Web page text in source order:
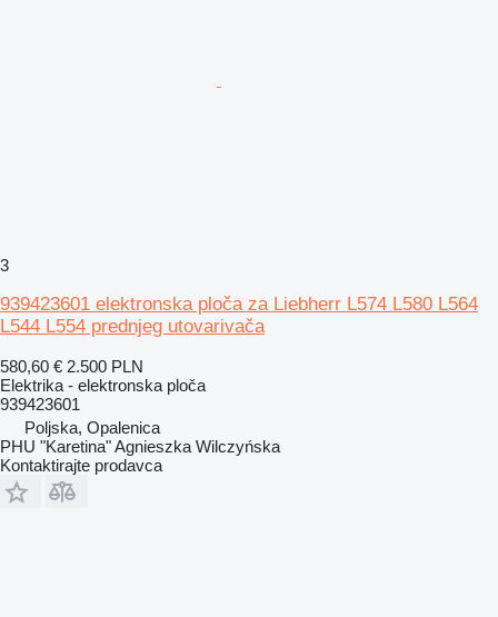
3
939423601 elektronska ploča za Liebherr L574 L580 L564
L544 L554 prednjeg utovarivača
580,60 € 2.500 PLN
Elektrika - elektronska ploča
939423601
Poljska, Opalenica
PHU "Karetina" Agnieszka Wilczyńska
Kontaktirajte prodavca